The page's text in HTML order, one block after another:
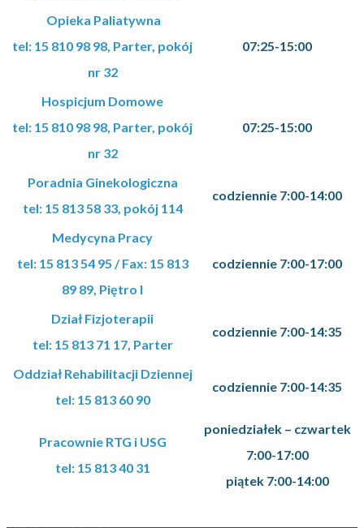
Opieka Paliatywna
tel: 15 810 98 98, Parter, pokój
nr 32
07:25-15:00
Hospicjum Domowe
tel: 15 810 98 98, Parter, pokój
nr 32
07:25-15:00
Poradnia Ginekologiczna
tel: 15 813 58 33, pokój 114
codziennie 7:00-14:00
Medycyna Pracy
tel: 15 813 54 95 / Fax: 15 813
89 89, Piętro I
codziennie 7:00-17:00
Dział Fizjoterapii
tel: 15 813 71 17, Parter
codziennie 7:00-14:35
Oddział Rehabilitacji Dziennej
tel: 15 813 60 90
codziennie 7:00-14:35
Pracownie RTG i USG
tel: 15 813 40 31
poniedziałek – czwartek
7:00-17:00
piątek 7:00-14:00